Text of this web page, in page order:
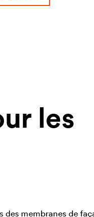
les
des membranes de